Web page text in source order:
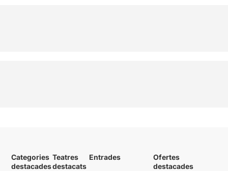
Categories
destacades
Teatres
destacats
Entrades
Ofertes
destacades